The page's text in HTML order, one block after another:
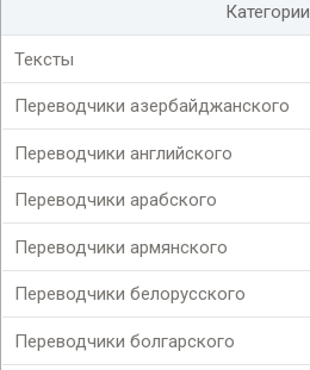
Категории
Тексты
Переводчики азербайджанского
Переводчики английского
Переводчики арабского
Переводчики армянского
Переводчики белорусского
Переводчики болгарского